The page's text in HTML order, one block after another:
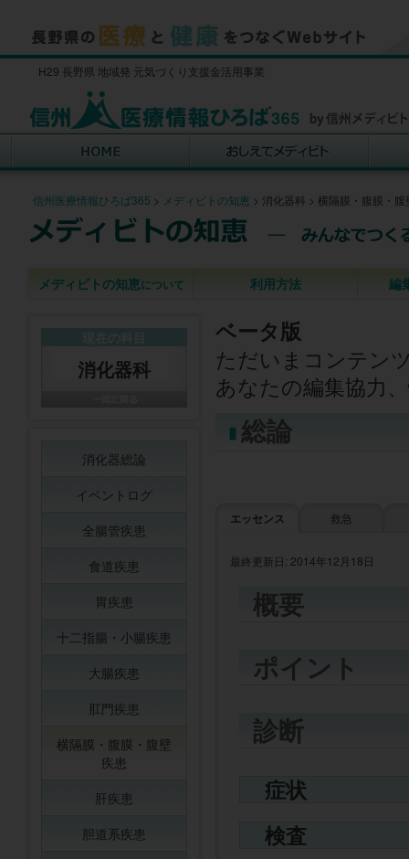
H29 長野県 地域発 元気づくり支援金活用事業
信州医療情報ひろば365 > メディビトの知恵 > 消化器科 > 横隔膜・腹膜・腹
メディビトの知恵について 利用方法 編
ベータ版
ただいまコンテン
あなたの編集協力
総論
エッセンス 救急
最終更新日: 2014年12月18日
概要
ポイント
診断
症状
検査
消化器科
消化器総論
イベントログ
全腸管疾患
食道疾患
胃疾患
十二指腸・小腸疾患
大腸疾患
肛門疾患
横隔膜・腹膜・腹壁
疾患
肝疾患
胆道系疾患